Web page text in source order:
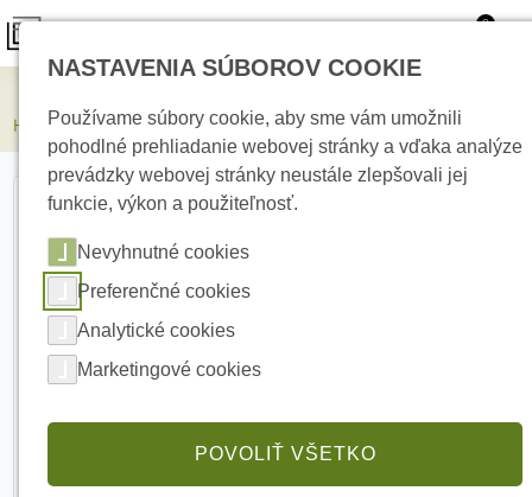
0
HIKVISION DS-2DE4215IW-DE(T5) 2 MPx IP PTZ kamera
NASTAVENIA SÚBOROV COOKIE
Používame súbory cookie, aby sme vám umožnili
pohodlné prehliadanie webovej stránky a vďaka analýze
prevádzky webovej stránky neustále zlepšovali jej
funkcie, výkon a použiteľnosť.
Nevyhnutné cookies
Preferenčné cookies
Analytické cookies
Marketingové cookies
POVOLIŤ VŠETKO